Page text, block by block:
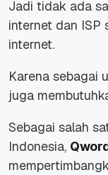
Jadi tidak ada
internet dan ISP
internet.
Karena sebagai
juga
Sebagai salah
Indonesia,